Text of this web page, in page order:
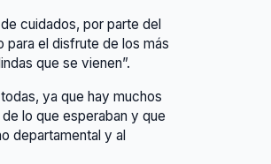
cuidados, por parte del
para el disfrute de los más
que se vienen”.
ya que hay muchos
lo que esperaban y que
departamental y al